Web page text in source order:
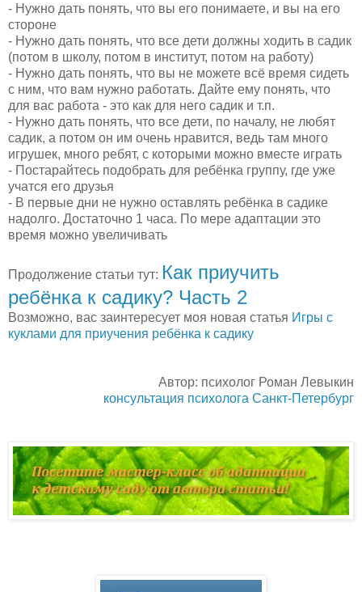
- Нужно дать понять, что вы его понимаете, и вы на его
стороне
- Нужно дать понять, что все дети должны ходить в садик
(потом в школу, потом в институт, потом на работу)
- Нужно дать понять, что вы не можете всё время сидеть
с ним, что вам нужно работать. Дайте ему понять, что
для вас работа - это как для него садик и т.п.
- Нужно дать понять, что все дети, по началу, не любят
садик, а потом он им очень нравится, ведь там много
игрушек, много ребят, с которыми можно вместе играть
- Постарайтесь подобрать для ребёнка группу, где уже
учатся его друзья
- В первые дни не нужно оставлять ребёнка в садике
надолго. Достаточно 1 часа. По мере адаптации это
время можно увеличивать
Продолжение статьи тут: Как приучить
ребёнка к садику? Часть 2
Возможно, вас заинтересует моя новая статья Игры с
куклами для приучения ребёнка к садику
Автор: психолог Роман Левыкин
консультация психолога Санкт-Петербург